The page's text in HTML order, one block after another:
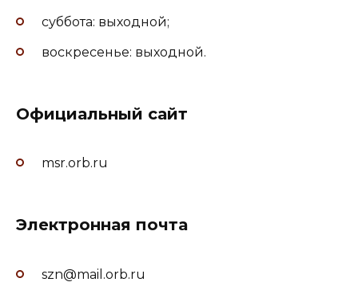
суббота: выходной;
воскресенье: выходной.
Официальный сайт
msr.orb.ru
Электронная почта
szn@mail.orb.ru